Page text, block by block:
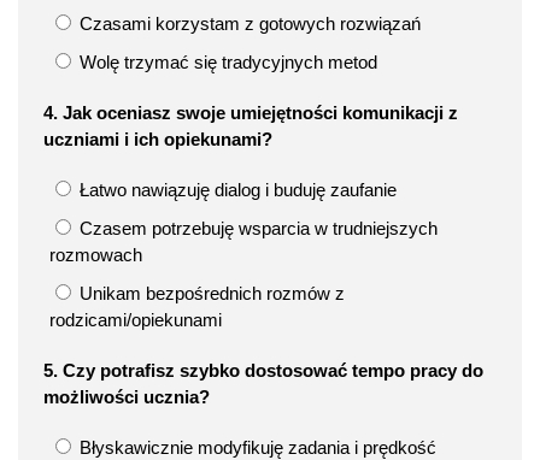
Czasami korzystam z gotowych rozwiązań
Wolę trzymać się tradycyjnych metod
4. Jak oceniasz swoje umiejętności komunikacji z
uczniami i ich opiekunami?
Łatwo nawiązuję dialog i buduję zaufanie
Czasem potrzebuję wsparcia w trudniejszych
rozmowach
Unikam bezpośrednich rozmów z
rodzicami/opiekunami
5. Czy potrafisz szybko dostosować tempo pracy do
możliwości ucznia?
Błyskawicznie modyfikuję zadania i prędkość